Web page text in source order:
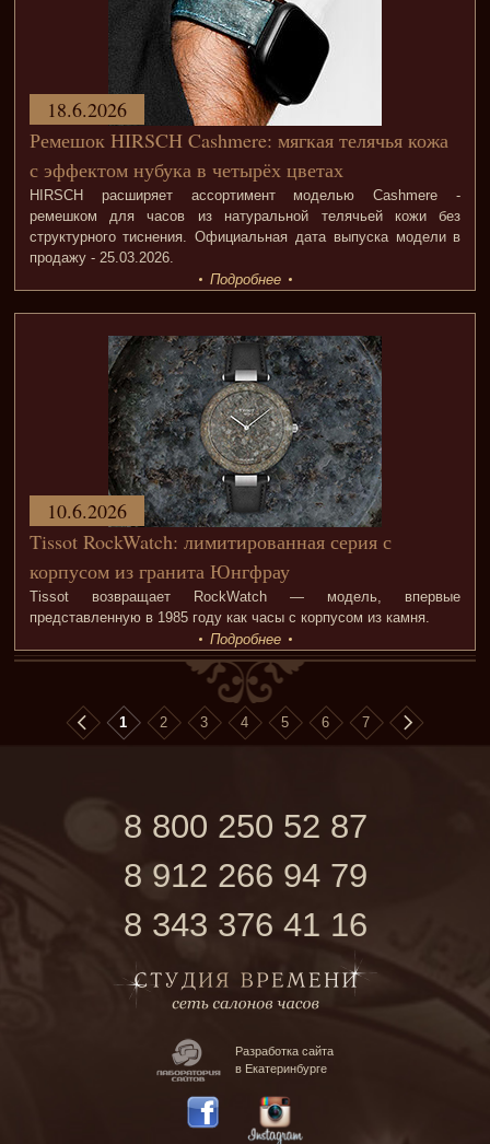
Ремешок HIRSCH Cashmere: мягкая телячья кожа
с эффектом нубука в четырёх цветах
HIRSCH расширяет ассортимент моделью Cashmere -
ремешком для часов из натуральной телячьей кожи без
структурного тиснения. Официальная дата выпуска модели в
продажу - 25.03.2026.
18.6.2026
Подробнее
Tissot RockWatch: лимитированная серия с
корпусом из гранита Юнгфрау
Tissot возвращает RockWatch — модель, впервые
представленную в 1985 году как часы с корпусом из камня.
10.6.2026
Подробнее
1 2 3 4 5 6 7
8 800 250 52 87
8 912 266 94 79
8 343 376 41 16
Разработка сайта
в Екатеринбурге